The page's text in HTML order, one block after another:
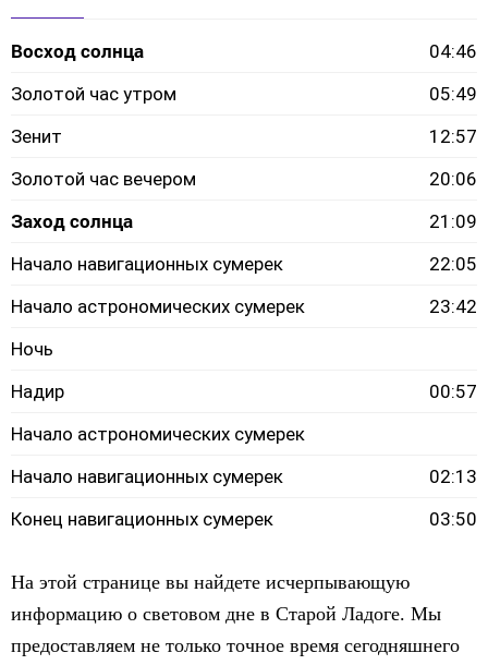
Восход солнца
04:46
Золотой час утром
05:49
Зенит
12:57
Золотой час вечером
20:06
Заход солнца
21:09
Начало навигационных сумерек
22:05
Начало астрономических сумерек
23:42
Ночь
Надир
00:57
Начало астрономических сумерек
Начало навигационных сумерек
02:13
Конец навигационных сумерек
03:50
На этой странице вы найдете исчерпывающую
информацию о световом дне в Старой Ладоге. Мы
предоставляем не только точное время сегодняшнего